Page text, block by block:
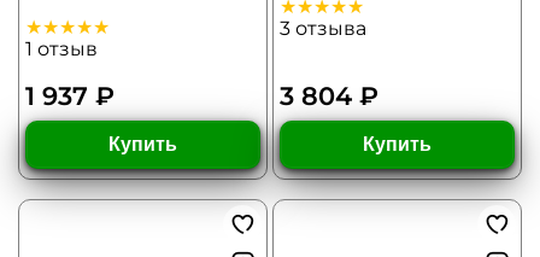
1 отзыв
1 937 ₽
Купить
3 отзыва
3 804 ₽
Купить